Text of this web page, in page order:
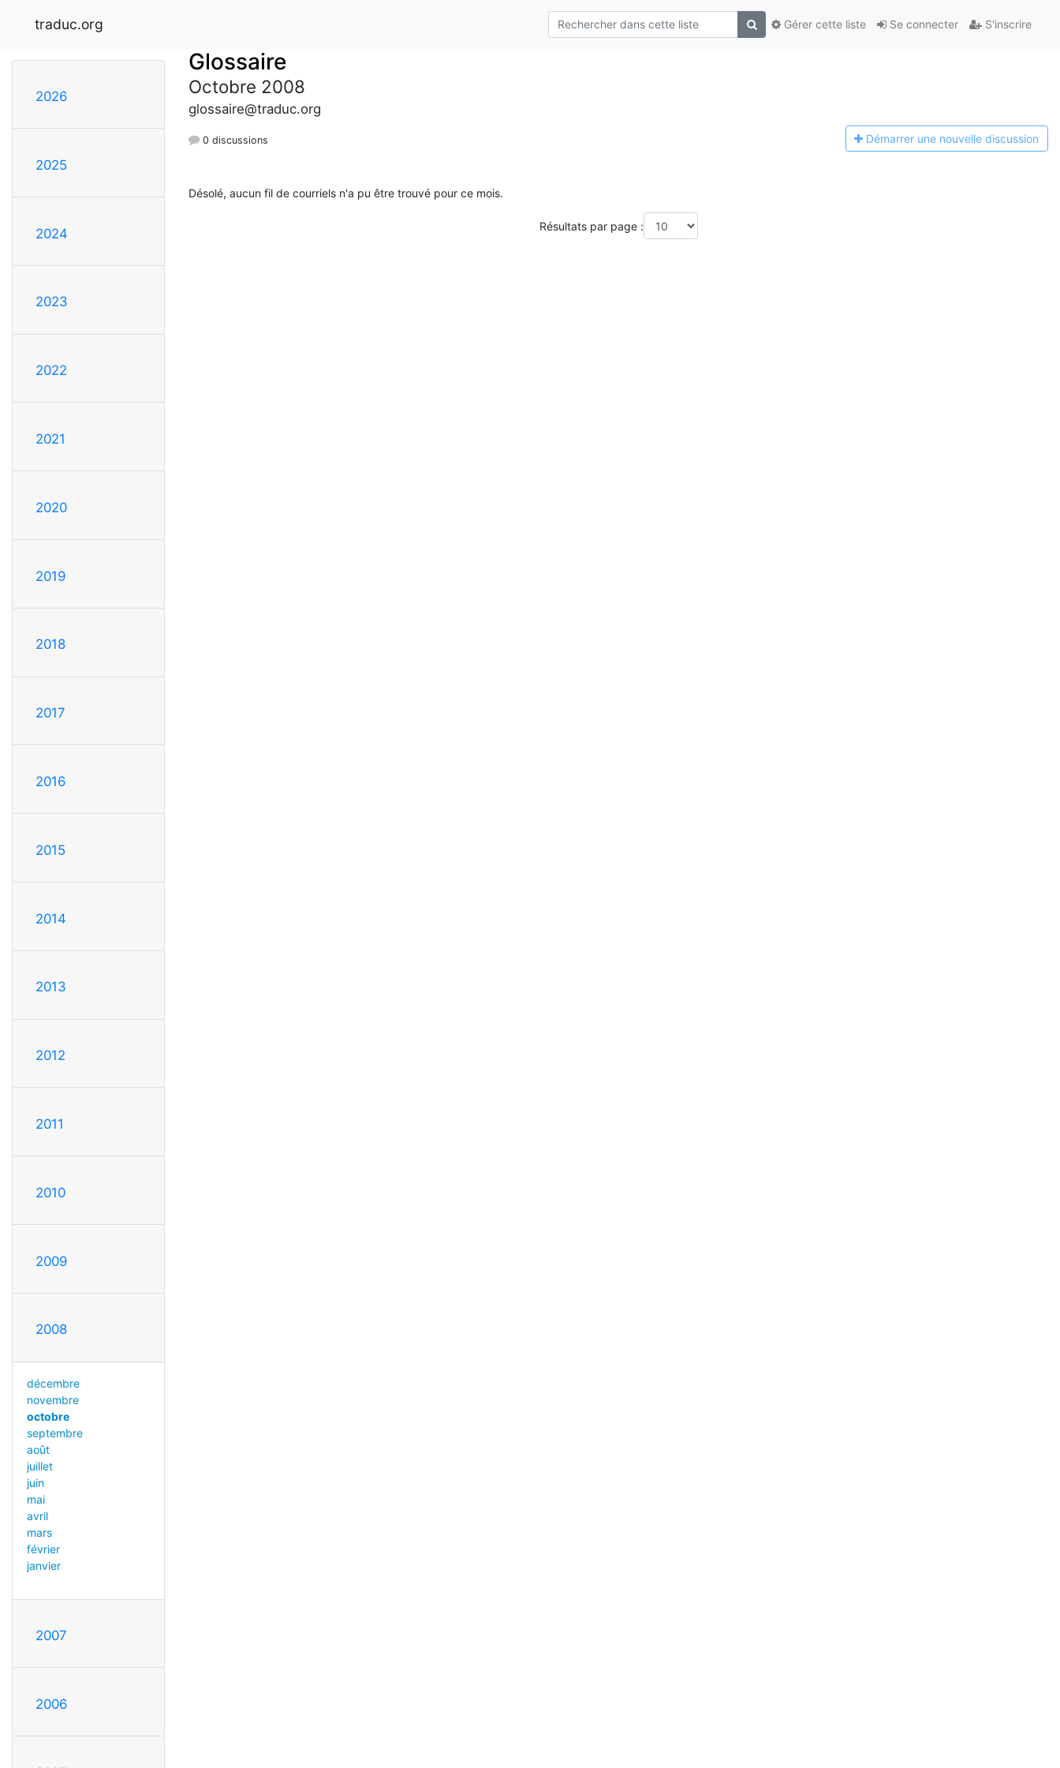
traduc.org Se connecter S'inscrire
Gérer cette liste
2026
2025
2024
2023
2022
2021
2020
2019
2018
2017
2016
2015
2014
2013
2012
2011
2010
2009
2008
décembre
novembre
octobre
septembre
août
juillet
juin
mai
avril
mars
février
janvier
2007
2006
Glossaire
Octobre 2008
glossaire@traduc.org
0 discussions Démarrer une nouvelle discussion
Désolé, aucun fil de courriels n'a pu être trouvé pour ce mois.
Résultats par page :